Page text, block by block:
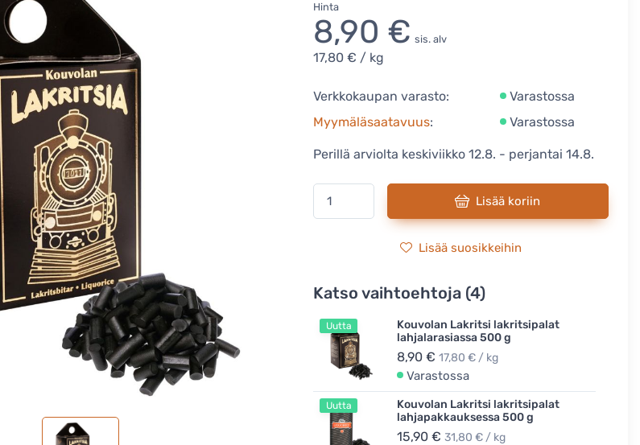
Hinta
8,90 € sis. alv
17,80 € / kg
Verkkokaupan varasto:
Varastossa
Myymäläsaatavuus: Varastossa
Perillä arviolta keskiviikko 12.8. - perjantai 14.8.
Lisää koriin
Lisää suosikkeihin
Katso vaihtoehtoja (4)
Uutta
Kouvolan Lakritsi lakritsipalat
lahjalarasiassa 500 g
8,90 € 17,80 € / kg
Varastossa
Uutta
Kouvolan Lakritsi lakritsipalat
lahjapakkauksessa 500 g
15,90 € 31,80 € / kg